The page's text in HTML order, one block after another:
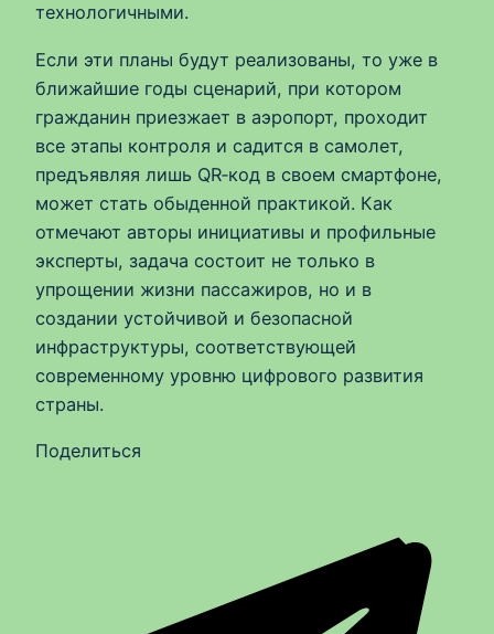
технологичными.
Если эти планы будут реализованы, то уже в
ближайшие годы сценарий, при котором
гражданин приезжает в аэропорт, проходит
все этапы контроля и садится в самолет,
предъявляя лишь QR‑код в своем смартфоне,
может стать обыденной практикой. Как
отмечают авторы инициативы и профильные
эксперты, задача состоит не только в
упрощении жизни пассажиров, но и в
создании устойчивой и безопасной
инфраструктуры, соответствующей
современному уровню цифрового развития
страны.
Поделиться